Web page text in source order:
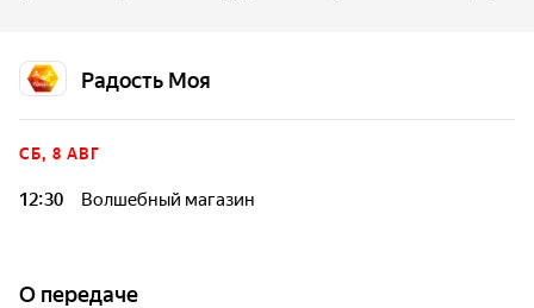
Радость Моя
СБ, 8 АВГ
12:30 Волшебный магазин
О передаче